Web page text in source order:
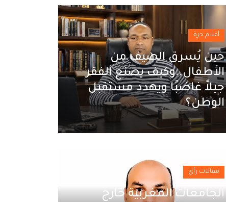
أقلام حرة
حين يُسرق الصيف من
الأطفال..وكيف يصنع الفقر
جيلاً غاضبًا ويهدد مستقبل
الوطن؟
مقالات رأي
الجامعات المغربية خارج